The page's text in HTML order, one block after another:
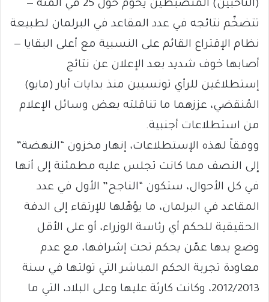
(الناخبين) المُنضبطين يحوم حول 25 في المئة —
تتضخّم نتائجه في عدد المقاعد في البرلمان لطبيعة
نظام الإقتراع القائم على النسبية مع أعلى البقايا —
أصابها خوف شديد بعد الإعلان عن نتائج
إستطلاعَين للرأي تونسيين منذ بدايات أيار (مايو)
المُنقضي، عززهما ما تناقلته بعض وسائل الإعلام
من استطلاعات أجنبية.
ووفقاً لهذه الإستطلاعات، إنهار مخزون “النهضة”
إلى النصف مما كانت تجلس عليه مطمئنة إلى أنها
في كل الأحوال، ستكون “الناجح” الأول في عدد
المقاعد في البرلمان، ما يؤهّلها للإرتقاء إلى الدفة
الحقيقية للحكم أي رئاسة الوزراء، أو على الأقل
وضع يدها عمّن يحكم تحت إشرافها، مع عدم
معاودة تجربة الحكم المباشر التي تولتها في سنة
2012/2013، وكانت كارثة عليها وعلى البلاد، التي ما